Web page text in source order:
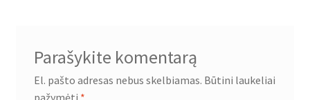
Parašykite komentarą
El. pašto adresas nebus skelbiamas. Būtini laukeliai